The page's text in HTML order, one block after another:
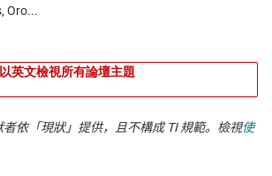
以英文檢視所有論壇主題
者依「現狀」提供，且不構成 TI 規範。檢視使